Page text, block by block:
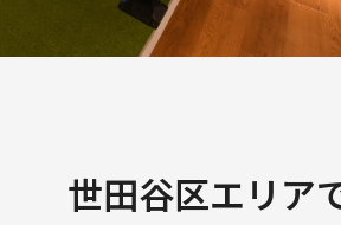
世田谷区エリア